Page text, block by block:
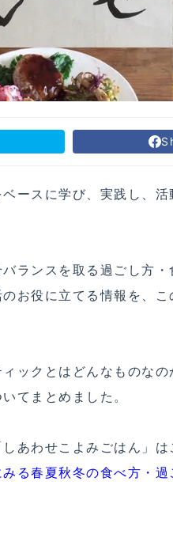
ースに学び、実践し、
ランスを取る過ごし方
お役に立てる情報を、
ックとはどんなものな
てまとめました。
あわせこよみごはん」は
る春夏秋冬の食べ方・